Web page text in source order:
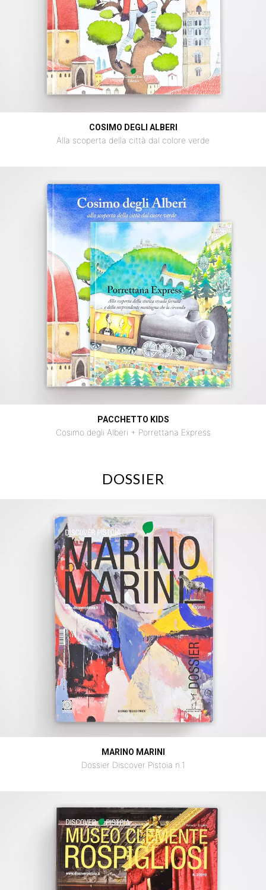
COSIMO DEGLI ALBERI
Alla scoperta della città dal colore verde
PACCHETTO KIDS
Cosimo degli Alberi + Porrettana Express
DOSSIER
MARINO MARINI
Dossier Discover Pistoia n.1